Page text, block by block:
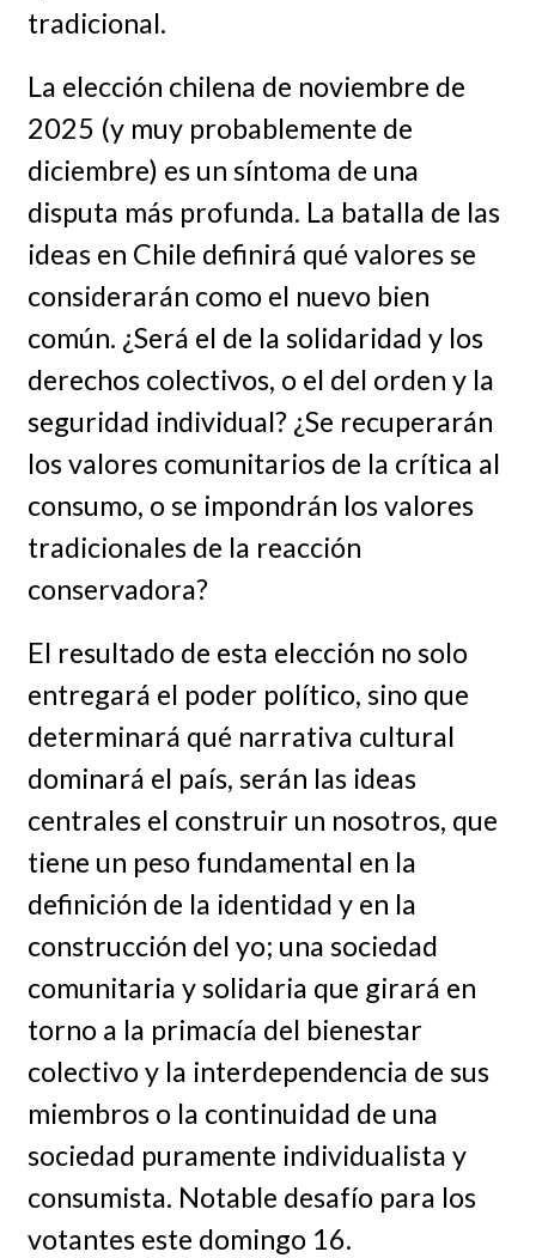
tradicional.
La elección chilena de noviembre de
2025 (y muy probablemente de
diciembre) es un síntoma de una
disputa más profunda. La batalla de las
ideas en Chile definirá qué valores se
considerarán como el nuevo bien
común. ¿Será el de la solidaridad y los
derechos colectivos, o el del orden y la
seguridad individual? ¿Se recuperarán
los valores comunitarios de la crítica al
consumo, o se impondrán los valores
tradicionales de la reacción
conservadora?
El resultado de esta elección no solo
entregará el poder político, sino que
determinará qué narrativa cultural
dominará el país, serán las ideas
centrales el construir un nosotros, que
tiene un peso fundamental en la
definición de la identidad y en la
construcción del yo; una sociedad
comunitaria y solidaria que girará en
torno a la primacía del bienestar
colectivo y la interdependencia de sus
miembros o la continuidad de una
sociedad puramente individualista y
consumista. Notable desafío para los
votantes este domingo 16.